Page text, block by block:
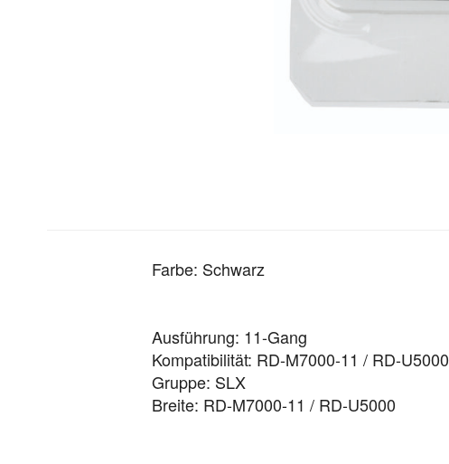
Farbe: Schwarz
Ausführung: 11-Gang
Kompatibilität: RD-M7000-11 / RD-U5000
Gruppe: SLX
Breite: RD-M7000-11 / RD-U5000